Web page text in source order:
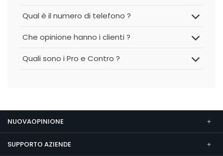
Qual è il numero di telefono ?
Che opinione hanno i clienti ?
Quali sono i Pro e Contro ?
NUOVAOPINIONE
SUPPORTO AZIENDE